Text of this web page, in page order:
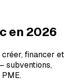
en 2026
financer et
subventions,